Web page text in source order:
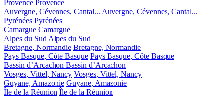
Provence Provence
Auvergne, Cévennes, Cantal... Auvergne, Cévennes, Cantal...
Pyrénées Pyrénées
Camargue Camargue
Alpes du SudAlpes du Sud
Bretagne, Normandie Bretagne, Normandie
Pays Basque, Côte Basque Pays Basque, Côte Basque
Bassin d’Arcachon Bassin d’Arcachon
Vosges, Vittel, Nancy Vosges, Vittel, Nancy
Guyane, Amazonie Guyane, Amazonie
Île de la Réunion Île de la Réunion